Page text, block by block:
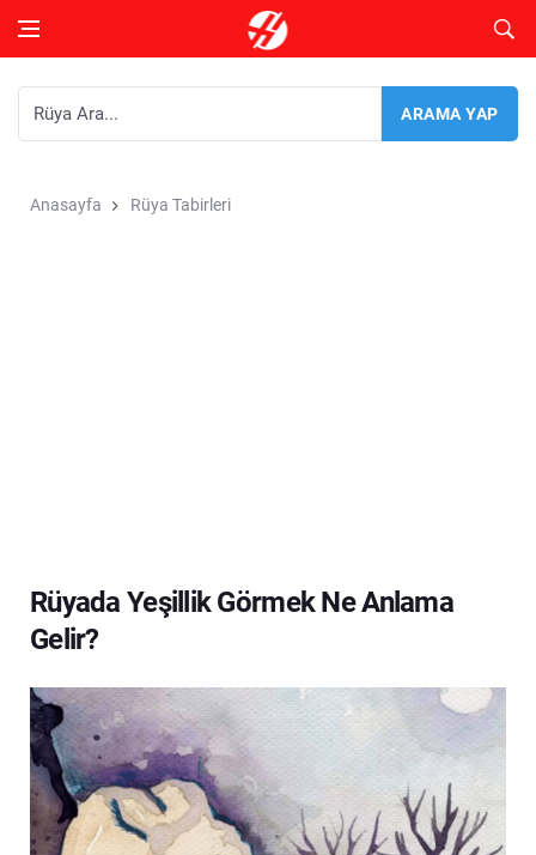
Anasayfa Rüya Tabirleri
Rüyada Yeşillik Görmek Ne Anlama
Gelir?